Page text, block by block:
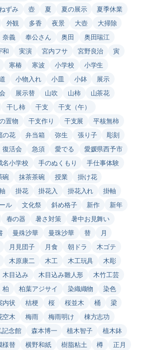
ずみ 壺 夏 夏の展示
夏季休業
外観 多香 夜景 大壺
大掃除
奈義 奉公さん 奥田
奥田瑞江
和 実演 宮内フサ 宮野良治
寅
寒椿 寒波 小学校
小学生
小物入れ 小皿 小鉢
展示
展示替 山吹 山柿
山茶花
干し柿 干支
干支（午）
置物 干支作り 干支展
平核無柿
の花 弁当箱 弥生 張り子
彫刻
復活会 急須 愛でる
愛媛県西予市
名小学校 手のぬくもり
手仕事体験
碗 抹茶茶碗 授業
掛け花
掛花 掛花入 掛花入れ
掛軸
ル 文化祭 斜め格子 新作
新年
春の器 暑さ対策
暑中お見舞い
曼殊沙華 曼珠沙華 替
月
月見団子 月食 朝ドラ
木ゴテ
木原康二 木工 木工玩具
木彫
木目込み 木目込み雛人形
木竹工芸
柏 柏葉アジサイ 染織織物
染色
内状 桔梗 桜 桜並木 桶
梁
空木 梅雨 梅雨明け
棟方志功
記念館
森本博一 植木智子
植木鉢
様替 横野和紙 樹脂粘土 樽 正月